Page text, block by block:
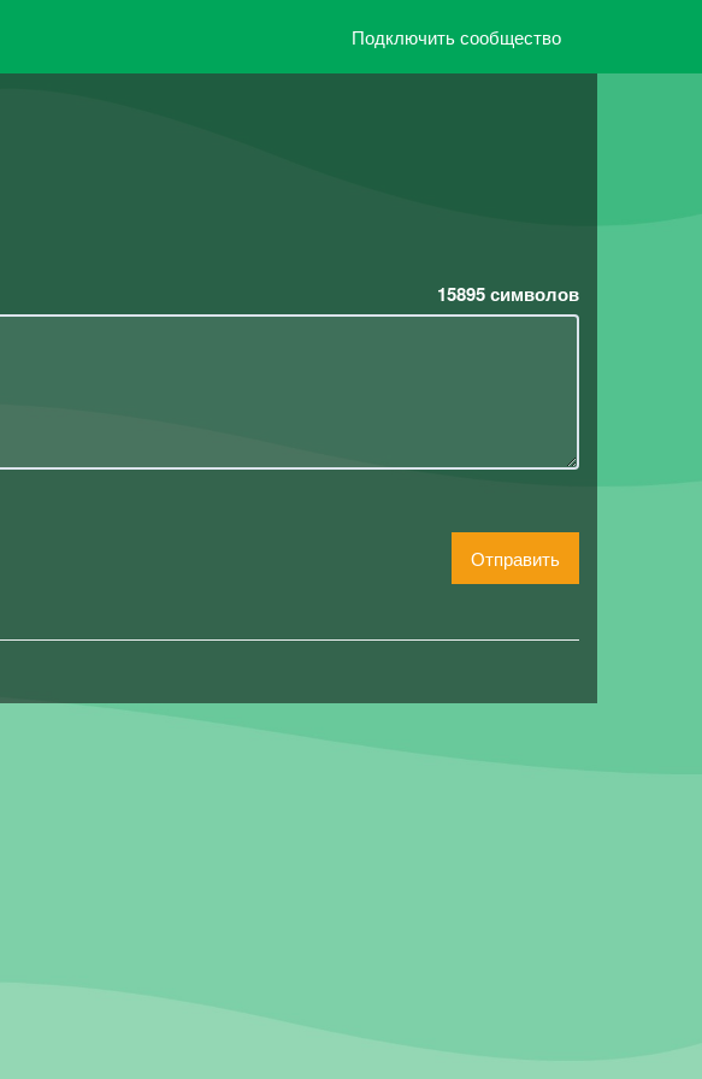
Подключить сообщество
15895символов
Отправить